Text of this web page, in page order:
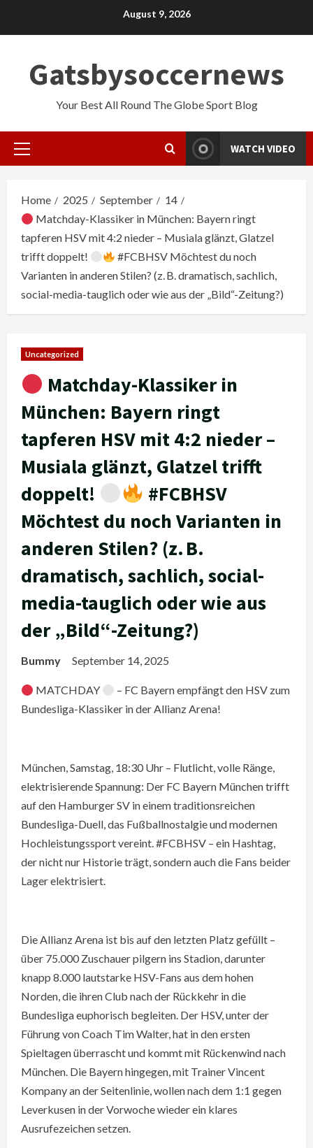
August 9, 2026
Gatsbysoccernews
Your Best All Round The Globe Sport Blog
Primary
WATCH VIDEO
Home 2025 September
14
Matchday-Klassiker in München: Bayern ringt
tapferen HSV mit 4:2 nieder – Musiala glänzt, Glatzel
trifft doppelt!
#FCBHSV Möchtest du noch
Varianten in anderen Stilen? (z. B. dramatisch, sachlich,
social-media-tauglich oder wie aus der „Bild“-Zeitung?)
Uncategorized
Matchday-Klassiker in
München: Bayern ringt
tapferen HSV mit 4:2 nieder –
Musiala glänzt, Glatzel trifft
doppelt!
#FCBHSV
Möchtest du noch Varianten in
anderen Stilen? (z. B.
dramatisch, sachlich, social-
media-tauglich oder wie aus
der „Bild“-Zeitung?)
Bummy September 14, 2025
MATCHDAY
– FC Bayern empfängt den HSV zum
Bundesliga-Klassiker in der Allianz Arena!
München, Samstag, 18:30 Uhr – Flutlicht, volle Ränge,
elektrisierende Spannung: Der FC Bayern München trifft
auf den Hamburger SV in einem traditionsreichen
Bundesliga-Duell, das Fußballnostalgie und modernen
Hochleistungssport vereint. #FCBHSV – ein Hashtag,
der nicht nur Historie trägt, sondern auch die Fans beider
Lager elektrisiert.
Die Allianz Arena ist bis auf den letzten Platz gefüllt –
über 75.000 Zuschauer pilgern ins Stadion, darunter
knapp 8.000 lautstarke HSV-Fans aus dem hohen
Norden, die ihren Club nach der Rückkehr in die
Bundesliga euphorisch begleiten. Der HSV, unter der
Führung von Coach Tim Walter, hat in den ersten
Spieltagen überrascht und kommt mit Rückenwind nach
München. Die Bayern hingegen, mit Trainer Vincent
Kompany an der Seitenlinie, wollen nach dem 1:1 gegen
Leverkusen in der Vorwoche wieder ein klares
Ausrufezeichen setzen.